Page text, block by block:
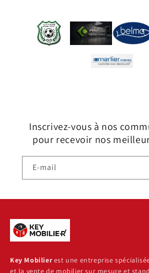
Inscrivez-vous à nos
pour recevoir nos
E-mail
Key Mobilierest une entreprise
et la vente de mobilier sur mesure et